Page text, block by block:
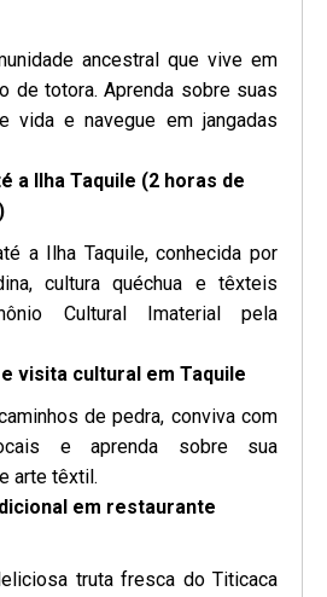
ancestral que vive em
de totora. Aprenda sobre suas
vida e navegue em jangadas
a Ilha Taquile (2 horas de
a Ilha Taquile, conhecida por
cultura quéchua e têxteis
Cultural Imaterial pela
e visita cultural em Taquile
de pedra, conviva com
e aprenda sobre sua
arte têxtil.
em restaurante
truta fresca do Titicaca